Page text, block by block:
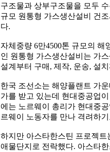
구조물과 상부구조물을 모두 수
규모 원통형 가스생산설비 건조
다.
자체중량 6만4500톤 규모의 해
인 원통형 가스생산설비는 가
설계부터 구매, 제작, 운송, 설
한국 조선소는 해양플랜트 가
가를 받고 있는데 현대중공업
에는 노르웨이 총리가 현대중
르웨이 노동자를 만나 격려하
하지만 아스타한스틴 프로젝트
애물단지로 전락했다. 아스타